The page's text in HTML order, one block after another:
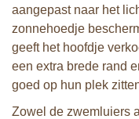
aangepast naar het
zonnehoedje
geeft het hoofdje
een extra brede rand
goed op hun plek
Zowel de zwemluiers